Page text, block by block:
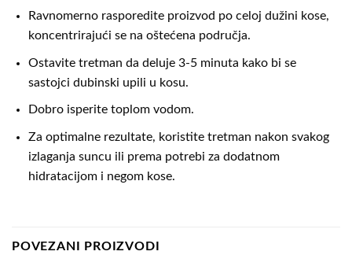
Ravnomerno rasporedite proizvod po celoj dužini kose,
koncentrirajući se na oštećena područja.
Ostavite tretman da deluje 3-5 minuta kako bi se
sastojci dubinski upili u kosu.
Dobro isperite toplom vodom.
Za optimalne rezultate, koristite tretman nakon svakog
izlaganja suncu ili prema potrebi za dodatnom
hidratacijom i negom kose.
POVEZANI PROIZVODI